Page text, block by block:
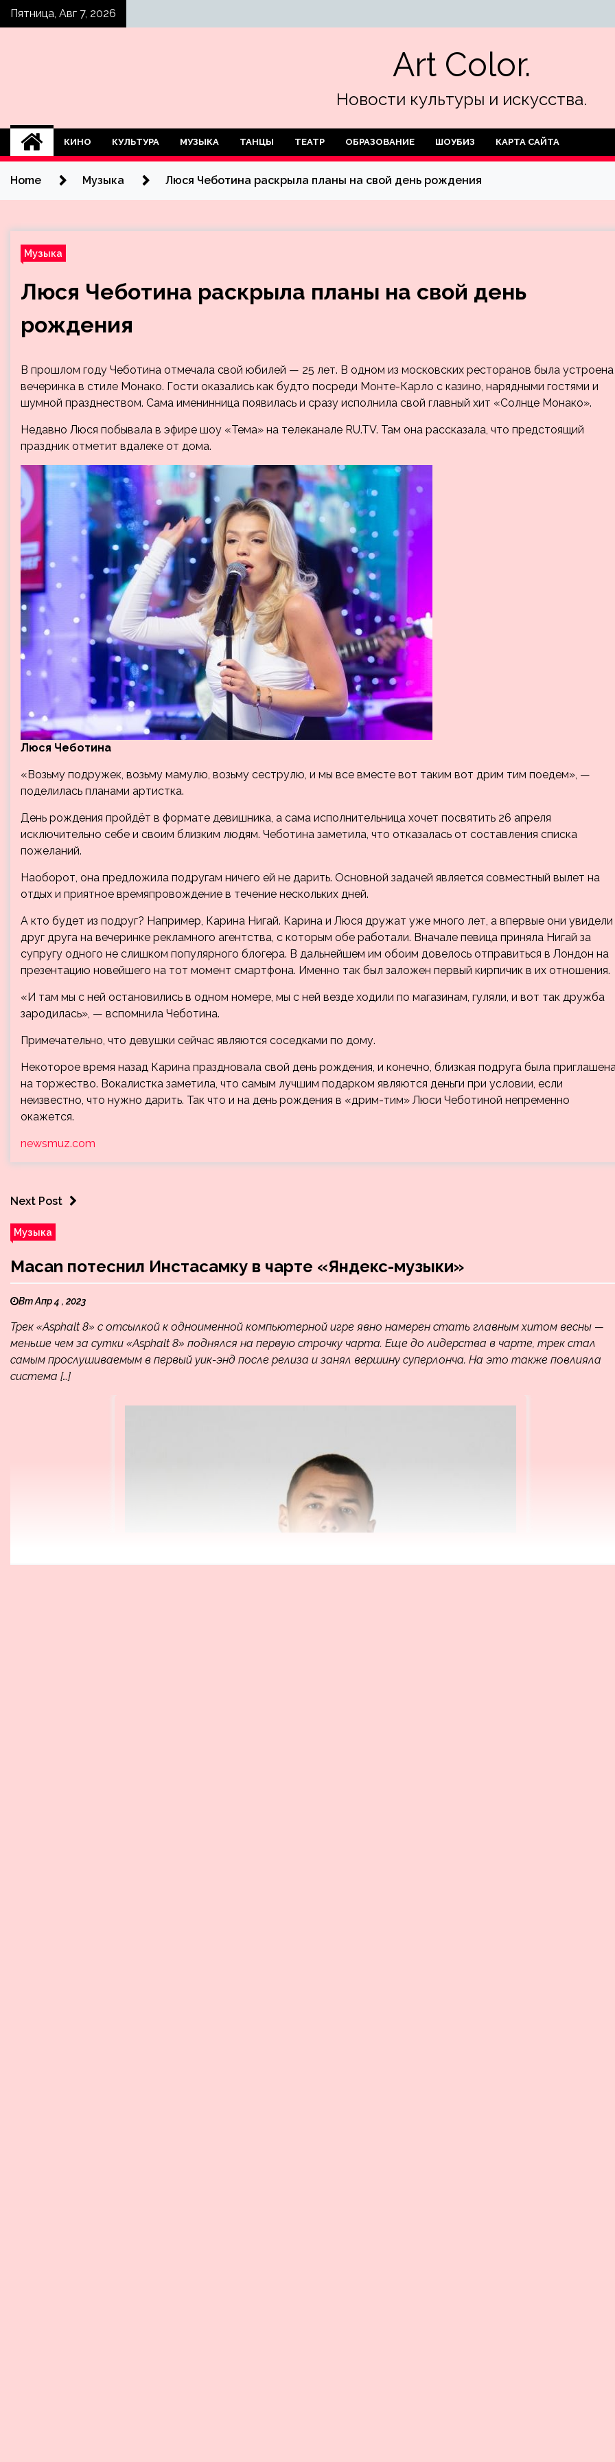
SkipПятница, Авг 7, 2026
Art Color.
Новости культуры и искусства.
КИНО КУЛЬТУРА МУЗЫКА ТАНЦЫ ТЕАТР ОБРАЗОВАНИЕ ШОУБИЗ КАРТА САЙТА
Home Музыка Люся Чеботина раскрыла планы на свой день рождения
Музыка
Люся Чеботина раскрыла планы на свой день
рождения
В прошлом году Чеботина отмечала свой юбилей — 25 лет. В одном из московских ресторанов была устроена
вечеринка в стиле Монако. Гости оказались как будто посреди Монте-Карло с казино, нарядными гостями и
шумной празднеством. Сама именинница появилась и сразу исполнила свой главный хит «Солнце Монако».
Недавно Люся побывала в эфире шоу «Тема» на телеканале RU.TV. Там она рассказала, что предстоящий
праздник отметит вдалеке от дома.
Люся Чеботина
«Возьму подружек, возьму мамулю, возьму сеструлю, и мы все вместе вот таким вот дрим тим поедем», —
поделилась планами артистка.
День рождения пройдёт в формате девишника, а сама исполнительница хочет посвятить 26 апреля
исключительно себе и своим близким людям. Чеботина заметила, что отказалась от составления списка
пожеланий.
Наоборот, она предложила подругам ничего ей не дарить. Основной задачей является совместный вылет на
отдых и приятное времяпровождение в течение нескольких дней.
А кто будет из подруг? Например, Карина Нигай. Карина и Люся дружат уже много лет, а впервые они увидели
друг друга на вечеринке рекламного агентства, с которым обе работали. Вначале певица приняла Нигай за
супругу одного не слишком популярного блогера. В дальнейшем им обоим довелось отправиться в Лондон на
презентацию новейшего на тот момент смартфона. Именно так был заложен первый кирпичик в их отношения.
«И там мы с ней остановились в одном номере, мы с ней везде ходили по магазинам, гуляли, и вот так дружба
зародилась», — вспомнила Чеботина.
Примечательно, что девушки сейчас являются соседками по дому.
Некоторое время назад Карина праздновала свой день рождения, и конечно, близкая подруга была
на торжество. Вокалистка заметила, что самым лучшим подарком являются деньги при условии, если
неизвестно, что нужно дарить. Так что и на день рождения в «дрим-тим» Люси Чеботиной непременно
окажется.
newsmuz.com
Next Post
Музыка
Macan потеснил Инстасамку в чарте «Яндекс-музыки»
Вт Апр 4 , 2023
Трек «Asphalt 8» с отсылкой к одноименной компьютерной игре явно намерен стать главным хитом весны —
меньше чем за сутки «Asphalt 8» поднялся на первую строчку чарта. Еще до лидерства в чарте, трек стал
самым прослушиваемым в первый уик-энд после релиза и занял вершину суперлонча. На это также повлияла
система […]